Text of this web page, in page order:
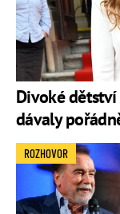
Divoké dětství
dávaly
ROZHOVOR